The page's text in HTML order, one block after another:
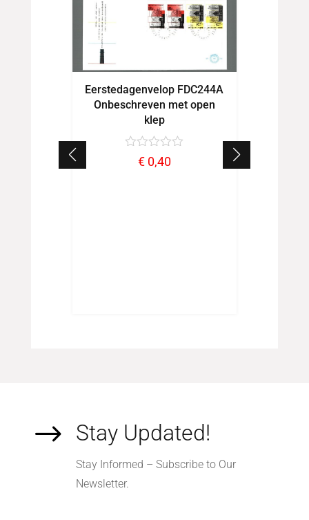
Eerstedagenvelop FDC244A
Onbeschreven met open
klep
€0,40
$ Stay Updated!
Stay Informed – Subscribe to Our
Newsletter.